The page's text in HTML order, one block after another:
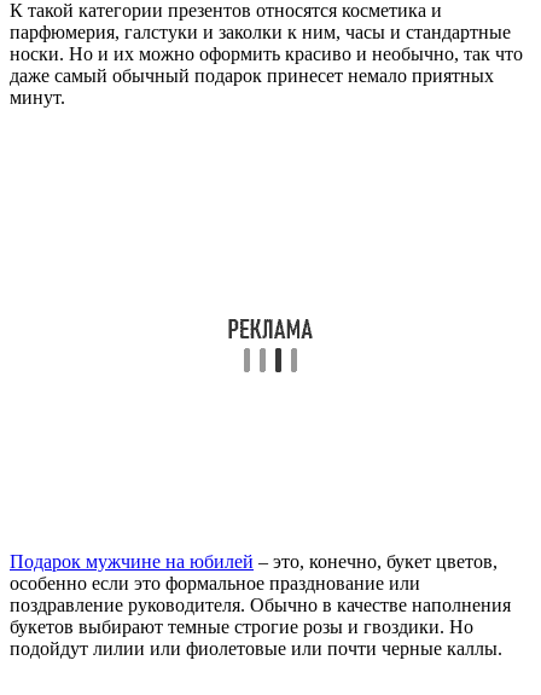
К такой категории презентов относятся косметика и
парфюмерия, галстуки и заколки к ним, часы и стандартные
носки. Но и их можно оформить красиво и необычно, так что
даже самый обычный подарок принесет немало приятных
минут.
Подарок мужчине на юбилей – это, конечно, букет цветов,
особенно если это формальное празднование или
поздравление руководителя. Обычно в качестве наполнения
букетов выбирают темные строгие розы и гвоздики. Но
подойдут лилии или фиолетовые или почти черные каллы.